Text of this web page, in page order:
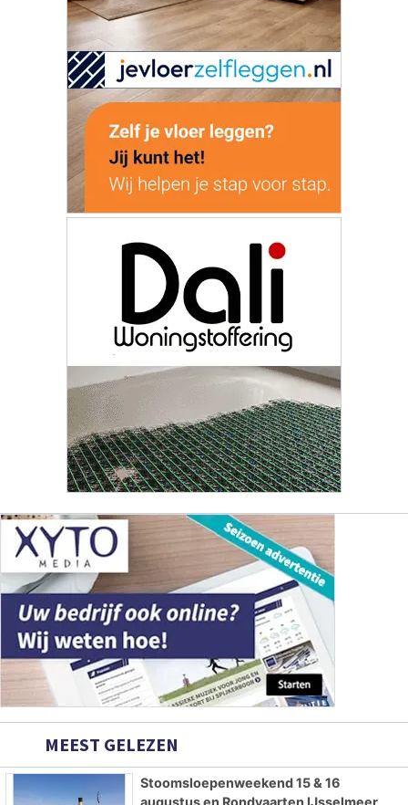
MEEST GELEZEN
Stoomsloepenweekend 15 & 16
augustus en Rondvaarten IJsselmeer